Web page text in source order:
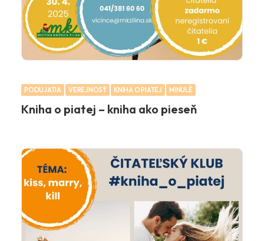
PODUJATIA VEREJNOSŤ KNIHA O PIATEJ MINULÉ
Kniha o piatej – kniha ako pieseň